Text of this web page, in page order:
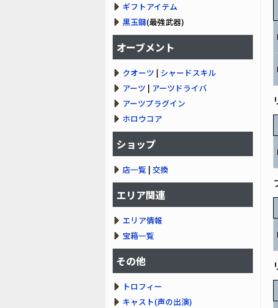
ギフトアイテム
黒玉鋼(最強武器)
オーブメント
クオーツ | シャードスキル
アーツ | アーツドライバ
アーツプラグイン
ホロウコア
ショップ
店一覧 | 交換
エリア関連
エリア情報
宝箱一覧
その他
トロフィー
キャスト(声の出演)